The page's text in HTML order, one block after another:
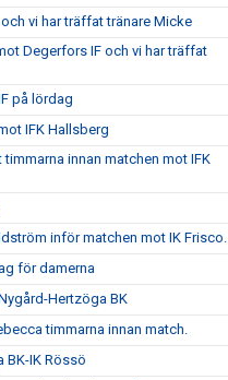
vi har träffat tränare Micke
Degerfors IF och vi har träffat
på lördag
IFK Hallsberg
innan matchen mot IFK
inför matchen mot IK Frisco.
för damerna
Hertzöga BK
timmarna innan match.
BK-IK Rössö